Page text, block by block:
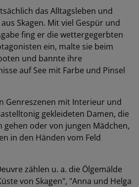
das Alltagsleben und
Skagen. Mit viel Gespür und
fing er die wettergegerbten
ein, malte sie beim
und bannte ihre
auf See mit Farbe und Pinsel
Genreszenen mit Interieur und
gekleideten Damen, die
gehen oder von jungen Mädchen,
in den Händen vom Feld
zählen u. a. die Ölgemälde
von Skagen", "Anna und Helga